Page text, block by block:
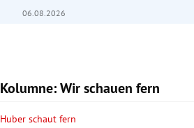
06.08.2026
Kolumne: Wir schauen fern
Huber schaut fern